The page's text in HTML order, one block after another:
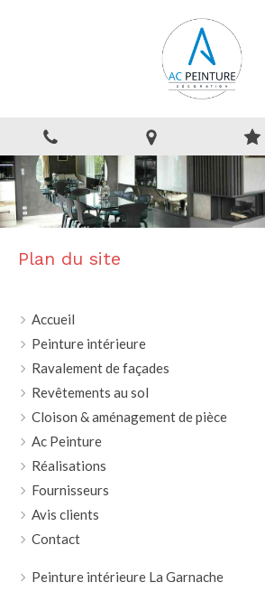
Plan du site
Accueil
Peinture intérieure
Ravalement de façades
Revêtements au sol
Cloison & aménagement de pièce
Ac Peinture
Réalisations
Fournisseurs
Avis clients
Contact
Peinture intérieure La Garnache